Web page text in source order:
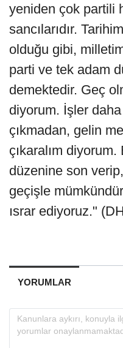
yeniden çok partili
sancılarıdır.
olduğu gibi,
parti ve tek adam
demektedir. Geç
diyorum. İşler daha
çıkmadan, gelin
çıkaralım diyorum.
düzenine son
geçişle
ısrar ediyoruz."
YORUMLAR